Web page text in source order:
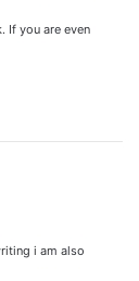
If you are even
i am also